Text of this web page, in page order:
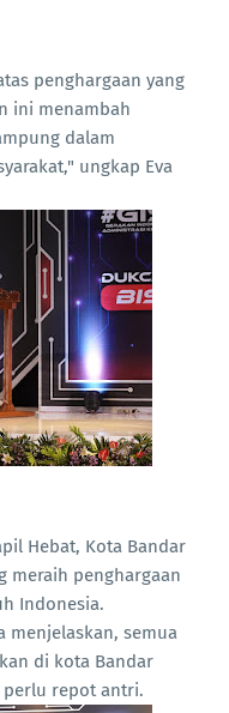
penghargaan yang
ini menambah
dalam
ungkap Eva
Hebat, Kota Bandar
meraih penghargaan
Indonesia.
menjelaskan, semua
di kota Bandar
perlu repot antri.